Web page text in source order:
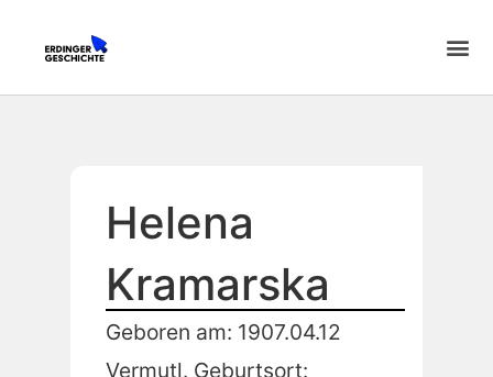
Helena
Kramarska
Geboren am: 1907.04.12
Vermutl. Geburtsort: